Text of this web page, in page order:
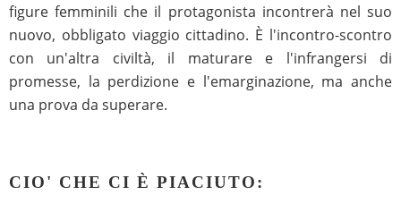
figure femminili che il protagonista incontrerà nel suo
nuovo, obbligato viaggio cittadino. È l'incontro-scontro
con un'altra civiltà, il maturare e l'infrangersi di
promesse, la perdizione e l'emarginazione, ma anche
una prova da superare.
CIO' CHE CI È PIACIUTO: